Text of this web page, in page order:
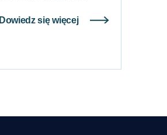
Dowiedz się więcej